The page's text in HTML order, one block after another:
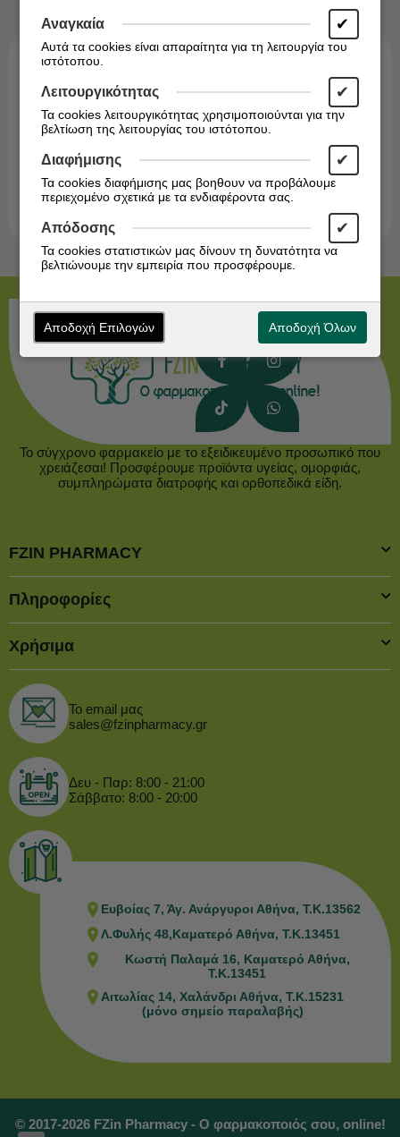
Ενημερωθείτε άμεσα για τις προσφορές μας!
Το σύγχρονο φαρμακείο με το εξειδικευμένο προσωπικό που
χρειάζεσαι! Προσφέρουμε προϊόντα υγείας, ομορφιάς,
συμπληρώματα διατροφής και ορθοπεδικά είδη.
FZIN PHARMACY
Πληροφορίες
Χρήσιμα
Το email μας
sales@fzinpharmacy.gr
Δευ - Παρ: 8:00 - 21:00
Σάββατο: 8:00 - 20:00
Ευβοίας 7, Άγ. Ανάργυροι Αθήνα, Τ.Κ.13562
Λ.Φυλής 48,Καματερό Αθήνα, Τ.Κ.13451
Κωστή Παλαμά 16, Καματερό Αθήνα,
Τ.Κ.13451
Αιτωλίας 14, Χαλάνδρι Αθήνα, Τ.Κ.15231
(μόνο σημείο παραλαβής)
© 2017-2026 FZin Pharmacy - Ο φαρμακοποιός σου, online!
Αναγκαία ✔
Αυτά τα cookies είναι απαραίτητα για τη λειτουργία του
ιστότοπου.
Λειτουργικότητας ✔
Τα cookies λειτουργικότητας χρησιμοποιούνται για την
βελτίωση της λειτουργίας του ιστότοπου.
Διαφήμισης ✔
Τα cookies διαφήμισης μας βοηθουν να προβάλουμε
περιεχομένο σχετικά με τα ενδιαφέροντα σας.
Απόδοσης ✔
Τα cookies στατιστικών μας δίνουν τη δυνατότητα να
βελτιώνουμε την εμπειρία που προσφέρουμε.
Αποδοχή Επιλογών Αποδοχή Όλων